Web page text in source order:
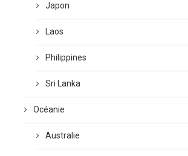
Japon
Laos
Philippines
Sri Lanka
Océanie
Australie